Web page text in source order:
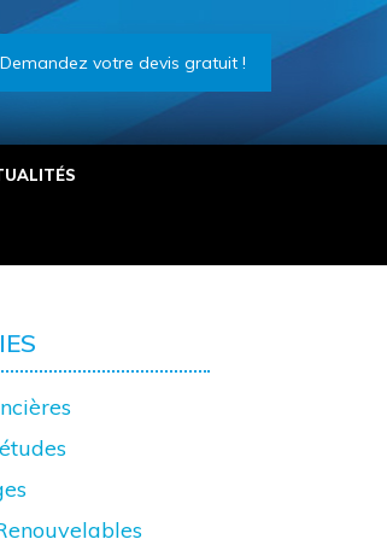
Demandez votre devis gratuit !